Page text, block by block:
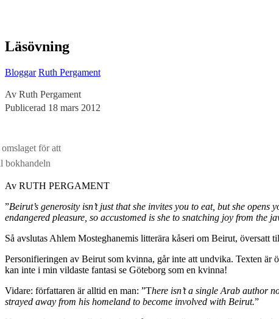
Läsövning
Bloggar Ruth Pergament
Av Ruth Pergament
Publicerad 18 mars 2012
för att
bokhandeln
Av RUTH PERGAMENT
”Beirut’s generosity isn’t just that she invites you to eat, but she
endangered pleasure, so accustomed is she to snatching joy from the
Så avslutas Ahlem Mosteghanemis litterära kåseri om Beirut, översatt
Personifieringen av Beirut som kvinna, går inte att undvika. Texten är
kan inte i min vildaste fantasi se Göteborg som en kvinna!
Vidare: författaren är alltid en man: ”There isn’t a single Arab author
strayed away from his homeland to become involved with Beirut.”